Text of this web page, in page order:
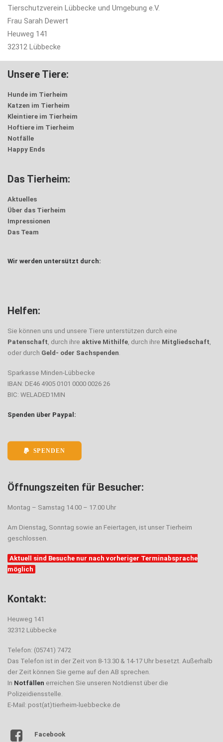
Tierschutzverein Lübbecke und Umgebung e.V.
Frau Sarah Dewert
Heuweg 141
32312 Lübbecke
Unsere Tiere:
Hunde im Tierheim
Katzen im Tierheim
Kleintiere im Tierheim
Hoftiere im Tierheim
Notfälle
Happy Ends
Das Tierheim:
Aktuelles
Über das Tierheim
Impressionen
Das Team
Wir werden untersützt durch:
Helfen:
Sie können uns und unsere Tiere unterstützen durch eine
Patenschaft, durch ihre aktive Mithilfe, durch ihre Mitgliedschaft,
oder durch Geld- oder Sachspenden.
Sparkasse Minden-Lübbecke
IBAN: DE46 4905 0101 0000 0026 26
BIC: WELADED1MIN
Spenden über Paypal:
SPENDEN
Öffnungszeiten für Besucher:
Montag – Samstag 14.00 – 17.00 Uhr
Am Dienstag, Sonntag sowie an Feiertagen, ist unser Tierheim
geschlossen.
Aktuell sind Besuche nur nach vorheriger Terminabsprache
möglich
Kontakt:
Heuweg 141
32312 Lübbecke
Telefon: (05741) 7472
Das Telefon ist in der Zeit von 8-13.30 & 14-17 Uhr besetzt. Außerhalb
der Zeit können Sie gerne auf den AB sprechen.
In Notfällen erreichen Sie unseren Notdienst über die
Polizeidiensstelle.
E-Mail: post(at)tierheim-luebbecke.de
Facebook